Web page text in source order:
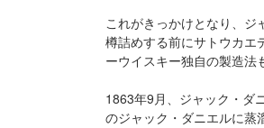
これがきっかけとなり、ジ
樽詰めする前にサトウカエ
ーウイスキー独自の製造法
1863年9月、ジャック・ダ
のジャック・ダニエルに蒸